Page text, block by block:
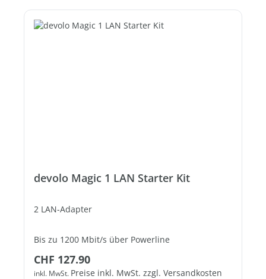
devolo Magic 1 LAN Starter Kit
2 LAN-Adapter
Bis zu 1200 Mbit/s über Powerline
1 freier Gigabit-LAN-Port
Regulärer Preis:
CHF 127.90
inkl. MwSt. Preise inkl. MwSt. zzgl. Versandkosten